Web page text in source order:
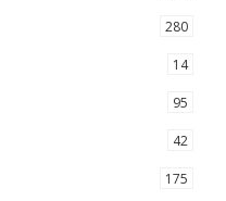
280
14
95
42
175